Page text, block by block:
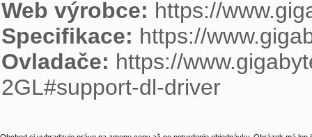
Web výrobce:
Specifikace:
Ovladače: https://
2GL#support-dl-driver